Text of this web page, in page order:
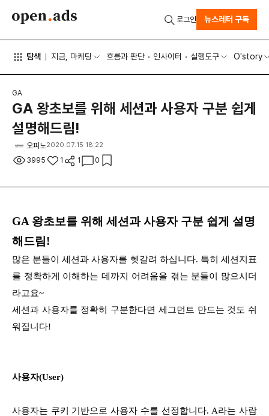
탐색 지금, 마케팅 흐름과 판단 인사이터 실행도구 O'story
로그인 뉴스레터 구독
GA
GA 왕초보를 위해 세션과 사용자 구분 쉽게
설명해드림!
오피노2020.07.15 18:22
3995 1 1 0
GA 왕초보를 위해 세션과 사용자 구분 쉽게 설명
해드림!
많은 분들이 세션과 사용자를 헷갈려 하십니다. 특히 세션지표
를 정확하게 이해하는 데까지 어려움을 겪는 분들이 많으시더
라고요~
세션과 사용자를 정확히 구분한다면 세그먼트 만드는 것도 쉬
워집니다!
사용자(User)
사용자는 쿠키 기반으로 사용자 수를 선정합니다. A라는 사람